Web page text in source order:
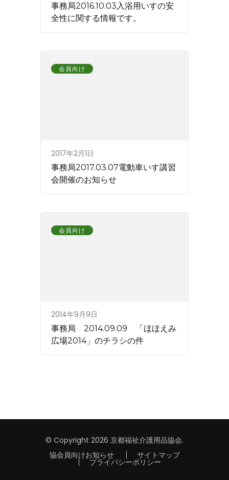
事務局2016.10.03入浴用いすの安
全性に関する情報です。
会員向け
2017年2月1日
事務局2017.03.07電動車いす講習
会開催のお知らせ
会員向け
2014年9月9日
事務局 2014.09.09 「ほほえみ
広場2014」のチラシの件
© Copyright 2026 京都福祉介護用品協会.
協会員向けお知らせ
サイトマップ
プライバシーポリシー